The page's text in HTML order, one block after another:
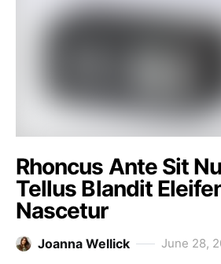
Rhoncus Ante Sit
Tellus Blandit
Nascetur
Joanna Wellick June 28,